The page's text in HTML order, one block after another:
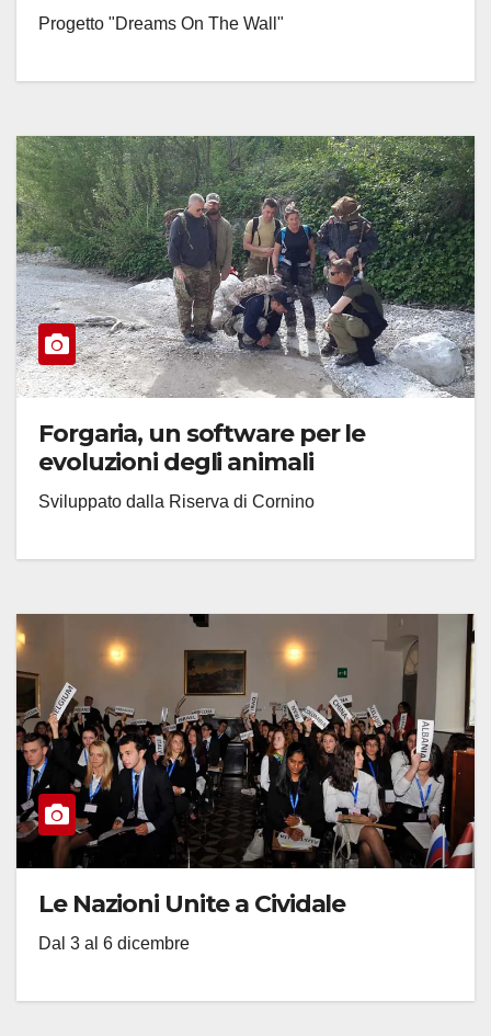
Progetto "Dreams On The Wall"
Forgaria, un software per le
evoluzioni degli animali
Sviluppato dalla Riserva di Cornino
Le Nazioni Unite a Cividale
Dal 3 al 6 dicembre